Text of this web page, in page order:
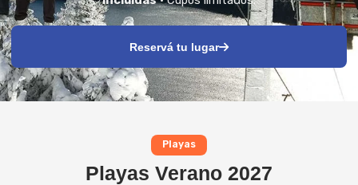
Reservá tu lugar
Playas
Playas Verano 2027